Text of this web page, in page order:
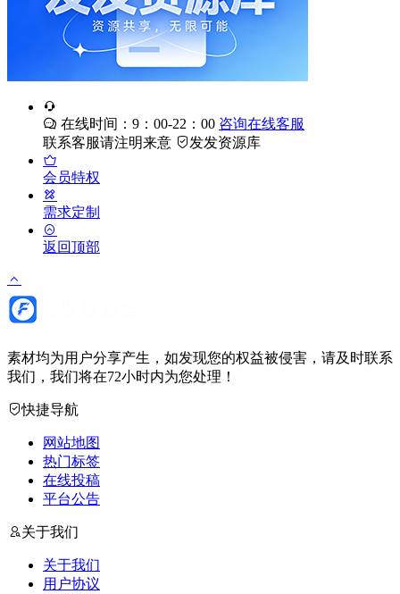
在线时间：9：00-22：00 咨询在线客服
联系客服请注明来意
发发资源库
会员特权
需求定制
返回顶部
素材均为用户分享产生，如发现您的权益被侵害，请及时联系
我们，我们将在72小时内为您处理！
快捷导航
网站地图
热门标签
在线投稿
平台公告
关于我们
关于我们
用户协议